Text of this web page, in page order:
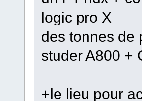
logic pro X
des tonnes de
studer A800 +
+le lieu pour